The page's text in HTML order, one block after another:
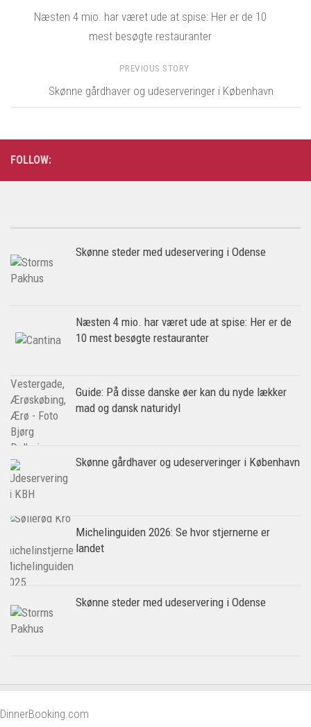
Næsten 4 mio. har været ude at spise: Her er de 10
mest besøgte restauranter
PREVIOUS STORY
Skønne gårdhaver og udeserveringer i København
FOLLOW:
Skønne steder med udeservering i Odense
Næsten 4 mio. har været ude at spise: Her er de
10 mest besøgte restauranter
Guide: På disse danske øer kan du nyde lækker
mad og dansk naturidyl
Skønne gårdhaver og udeserveringer i København
Michelinguiden 2026: Se hvor stjernerne er
landet
Skønne steder med udeservering i Odense
DinnerBooking.com